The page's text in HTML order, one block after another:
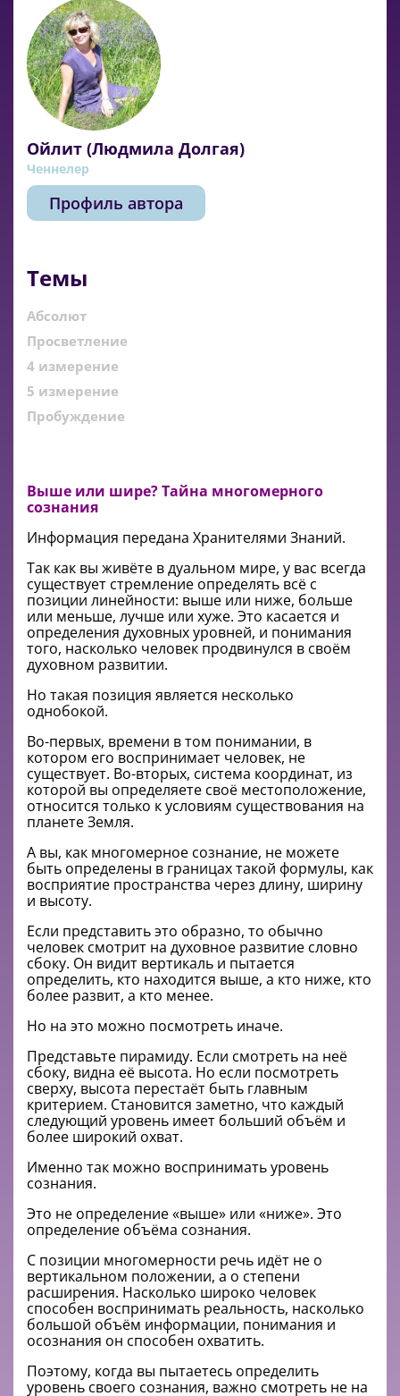
Ойлит (Людмила Долгая)
Ченнелер
Профиль автора
Темы
Абсолют
Просветление
4 измерение
5 измерение
Пробуждение
Выше или шире? Тайна многомерного
сознания
Информация передана Хранителями Знаний.
Так как вы живёте в дуальном мире, у вас всегда
существует стремление определять всё с
позиции линейности: выше или ниже, больше
или меньше, лучше или хуже. Это касается и
определения духовных уровней, и понимания
того, насколько человек продвинулся в своём
духовном развитии.
Но такая позиция является несколько
однобокой.
Во-первых, времени в том понимании, в
котором его воспринимает человек, не
существует. Во-вторых, система координат, из
которой вы определяете своё местоположение,
относится только к условиям существования на
планете Земля.
А вы, как многомерное сознание, не можете
быть определены в границах такой формулы, как
восприятие пространства через длину, ширину
и высоту.
Если представить это образно, то обычно
человек смотрит на духовное развитие словно
сбоку. Он видит вертикаль и пытается
определить, кто находится выше, а кто ниже, кто
более развит, а кто менее.
Но на это можно посмотреть иначе.
Представьте пирамиду. Если смотреть на неё
сбоку, видна её высота. Но если посмотреть
сверху, высота перестаёт быть главным
критерием. Становится заметно, что каждый
следующий уровень имеет больший объём и
более широкий охват.
Именно так можно воспринимать уровень
сознания.
Это не определение «выше» или «ниже». Это
определение объёма сознания.
С позиции многомерности речь идёт не о
вертикальном положении, а о степени
расширения. Насколько широко человек
способен воспринимать реальность, насколько
большой объём информации, понимания и
осознания он способен охватить.
Поэтому, когда вы пытаетесь определить
уровень своего сознания, важно смотреть не на